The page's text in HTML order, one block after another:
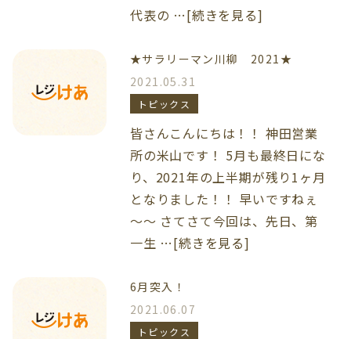
代表の …[続きを見る]
★サラリーマン川柳 2021★
2021.05.31
トピックス
皆さんこんにちは！！ 神田営業
所の米山です！ 5月も最終日にな
り、2021年の上半期が残り1ヶ月
となりました！！ 早いですねぇ
～～ さてさて今回は、先日、第
一生 …[続きを見る]
6月突入！
2021.06.07
トピックス